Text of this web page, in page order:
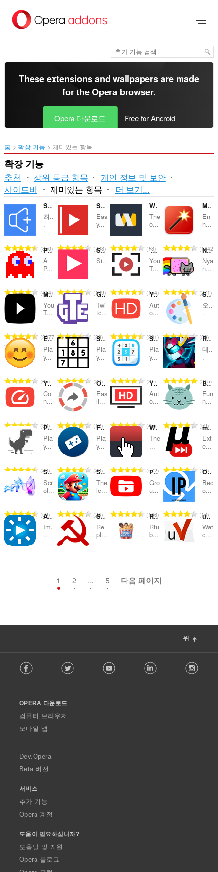
건
These extensions and wallpapers are made
for theOpera browser.
Opera 다운로드 Free for Android
홈 확장 기능 재미있는 항목
확장 기능
추천 상위 등급 항목
개인 정보 및 보안
사이드바
재미있는 항목
분
류
및
범
주
더 보기...
Sound Booster
최..
.
총
등
급
850
Sidebar for YouTube™
Eas
y...
총
등
급
708
Watch2Gether
The
o...
총
등
급
18
Magic Actions for YouTube™
En
h...
총
등
급
1442
Pacman
A
P...
총
등
급
414
Sidebar for YouTube™
Si..
.
총
등
급
139
'Improve YouTube!' (Video & YouTube Tools)
You
T...
총
등
급
154
Nyan Cat for YouTube™
Nya
n...
총
등
급
271
Mytube for Youtube™
You
T...
총
등
급
2077
Global Twitch Emotes
Twi
tc...
총
등
급
38
YouTube Auto HD + FPS
Aut
o...
총
등
급
201
Sidebar Sketch
오..
.
총
등
80
Emoji Minesweeper
Pla
y...
총
등
급
65
Sudoku Sidebar
Pla
y...
총
등
급
30
Sudoku v2
Pla
y...
총
등
급
21
RPG Game Online - Dedalium
데..
.
총
등
급
215
YouTube Speed Control
Co
n...
총
등
급
수
33
Open in VLC™ (VideoLAN)
Eas
il...
총
등
급
수
12
YouTube HD
Aut
o...
총
등
급
45
Browser Cats
Fun
n...
총
등
급
59
Play T-Rex Dinosaur Game Online
Pla
y...
총
등
급
83
Free Games
Pla
y...
총
등
급
88
World's most useless extension
The
...
총
등
급
572
mySkip
Ext
e...
총
등
급
19
SmoothScroll
Scr
ol...
총
등
급
59
Super Mario Crossover
The
le...
총
등
급
24
PocketTube: Youtube Subscription Manager
Gro
u...
총
등
급
146
Omegle IP
Bec
o...
총
등
급
16
Ambient light for YouTube™
Im.
..
Soviet Web
Re
pl...
수
Rtube Watch Party
Rtu
b...
급
수
uView Player Picture-in-picture Extension
Wat
c...
1 2 ... 5 다음 페이지
위
o
w
O
p
a
Facebook Twitter Youtube LinkedIn
OPERA 다운로드
컴퓨터 브라우저
모바일 앱
Dev.Opera
Beta 버전
서비스
추가 기능
Opera 계정
도움이 필요하십니까?
도움말 및 지원
Opera 블로그